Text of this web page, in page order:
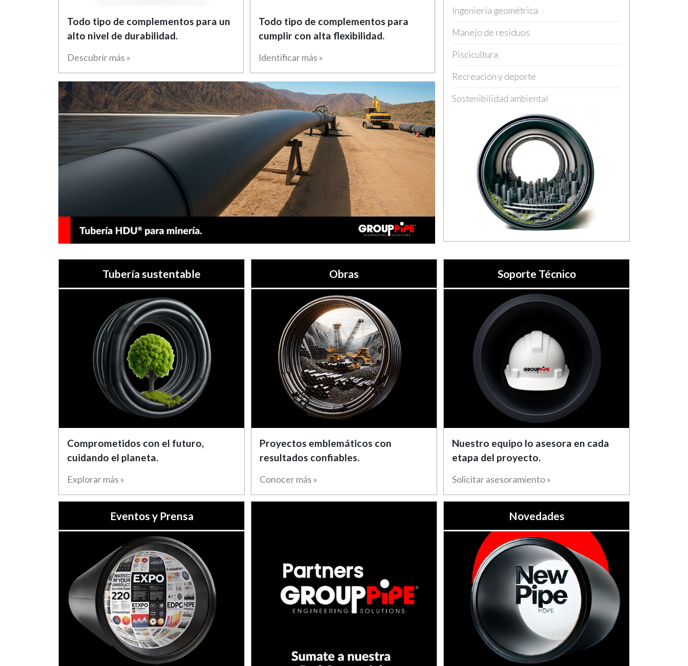
Todo tipo de complementos para un
alto nivel de durabilidad.
Descubrir más »
Todo tipo de complementos para
cumplir con alta flexibilidad.
Identificar más »
Ingeniería geométrica
Manejo de residuos
Piscicultura
Recreación y deporte
Sostenibilidad ambiental
Tubería sustentable
Comprometidos con el futuro,
cuidando el planeta.
Explorar más »
Obras
Proyectos emblemáticos con
resultados confiables.
Conocer más »
Soporte Técnico
Nuestro equipo lo asesora en cada
etapa del proyecto.
Solicitar asesoramiento »
Eventos y Prensa Novedades